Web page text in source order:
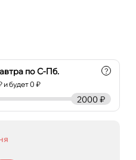
по С-Пб.
и будет 0 ₽
?
2000 ₽